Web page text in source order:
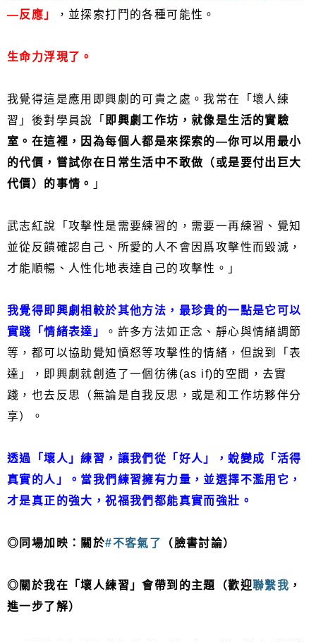
—反應」
，並探索打鬥的各種可能性。
生命力浮現了。
我覺得這是應用即興劇的可貴之處。我常在「壞人練
習」後對學員說「 即興劇工作坊，就像是生活的實驗
室。在這裡，因為每個人都是來探索的—你可以用最小
的代價，嘗試你在日常生活中不敢做（或是要付出巨大
代價）的事情。
」
武志紅說「攻擊性是需要練習的，需要一再練習、覺知
並從反饋確認自己、所愛的人不會因爲攻擊性而毀滅，
才能順暢、人性化地表達自己的攻擊性。」
我覺得即興劇相較於其他方法，最珍貴的一點是它可以
實踐「情緒表達」
。許多方法如正念、靜心與情緒調節
等，都可以協助覺知憤怒等攻擊性的情緒，但說到「表
達」，即興劇就創造了一個彷彿(as if)的空間，去實
踐，也去反思（無論是自我反思，或是和工作坊夥伴分
享）。
透過「壞人」練習，讓我們從「好人」，蛻變成「活得
真實的人」。當我們練習擁有力量，並選擇不濫用它，
才是真正的強大，祝福我們都能真實而強壯。
◎同場加映：關於#不客氣了 （臉書討論）
◎關於我在「壞人練習」會帶到的主題（歡迎聯繫我 ，
進一步了解）